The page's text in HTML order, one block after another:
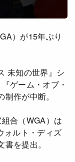
ィ
応作品
の映画
版作品
ル作品
）が15年ぶり
未知の世界』シ
ゲーム・オブ・
作が中断。
合（WGA）は
ォルト・ディズ
を提出。